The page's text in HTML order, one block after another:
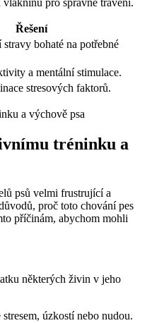
vlákninu pro správné trávení.
Řešení
bohaté na potřebné
a mentální stimulace.
stresových faktorů.
tréninku a
psů velmi frustrující a
proč toto chování pes
příčinám, abychom mohli
některých živin v jeho
úzkostí nebo nudou.